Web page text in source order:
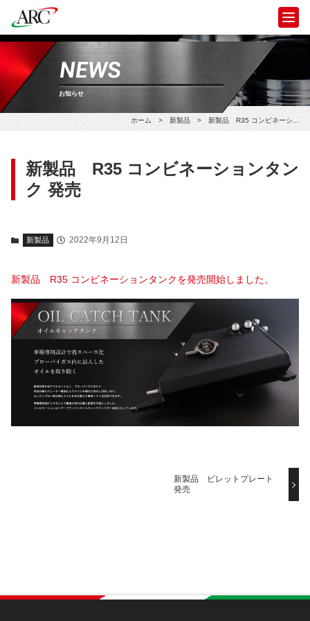
NEWS
お知らせ
ホーム > 新製品 > 新製品 R35 コンビネーシ...
新製品 R35 コンビネーションタン
ク 発売
新製品 2022年9月12日
新製品 R35 コンビネーションタンクを発売開始しました。
新製品 ビレットプレート
発売